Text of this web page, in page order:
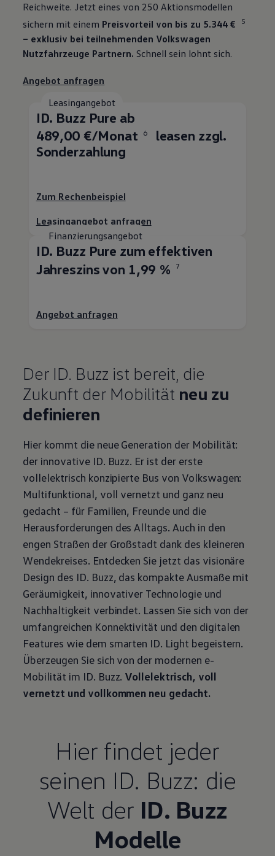
Reichweite. Jetzt eines von 250 Aktionsmodellen
sichern mit einem Preisvorteil von bis zu 5.344 € 5
– exklusiv bei teilnehmenden Volkswagen
Nutzfahrzeuge Partnern. Schnell sein lohnt sich.
Angebot anfragen
Leasingangebot
ID. Buzz Pure ab
489,00 €/Monat
6
leasen zzgl.
Sonderzahlung
Zum Rechenbeispiel
Leasingangebot anfragen
Finanzierungsangebot
ID. Buzz Pure zum effektiven
Jahreszins von 1,99 %
7
Angebot anfragen
Der ID. Buzz ist bereit, die
Zukunft der Mobilität neu zu
definieren
Hier kommt die neue Generation der Mobilität:
der innovative ID. Buzz. Er ist der erste
vollelektrisch konzipierte Bus von Volkswagen:
Multifunktional, voll vernetzt und ganz neu
gedacht – für Familien, Freunde und die
Herausforderungen des Alltags. Auch in den
engen Straßen der Großstadt dank des kleineren
Wendekreises. Entdecken Sie jetzt das visionäre
Design des ID. Buzz, das kompakte Ausmaße mit
Geräumigkeit, innovativer Technologie und
Nachhaltigkeit verbindet. Lassen Sie sich von der
umfangreichen Konnektivität und den digitalen
Features wie dem smarten ID. Light begeistern.
Überzeugen Sie sich von der modernen e-
Mobilität im ID. Buzz. Vollelektrisch, voll
vernetzt und vollkommen neu gedacht.
Hier findet jeder
seinen ID. Buzz: die
Welt der ID. Buzz
Modelle